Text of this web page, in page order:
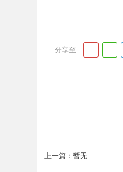
分享至 :
上一篇：暂无